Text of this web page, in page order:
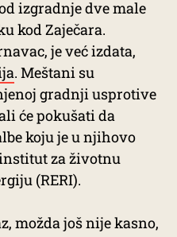
izgradnje dve male
kod Zaječara.
je već izdata,
. Meštani su
gradnji usprotive
će pokušati da
koju je u njihovo
za životnu
(RERI).
možda još nije kasno,